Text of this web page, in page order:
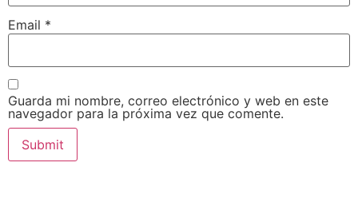
Email *
Guarda mi nombre, correo electrónico y web en este
navegador para la próxima vez que comente.